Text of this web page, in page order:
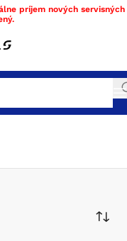
príjem nových servisných
DIY materiál/BMS